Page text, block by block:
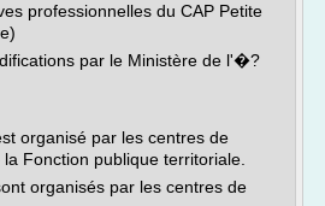
professionnelles du CAP Petite
par le Ministère de l'�?
organisé par les centres de
Fonction publique territoriale.
organisés par les centres de